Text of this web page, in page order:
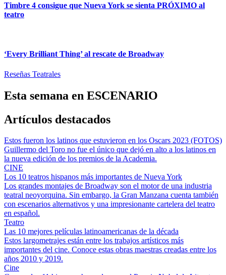
Timbre 4 consigue que Nueva York se sienta PRÓXIMO al
teatro
‘Every Brilliant Thing’ al rescate de Broadway
Reseñas Teatrales
Esta semana en ESCENARIO​
Artículos destacados
Estos fueron los latinos que estuvieron en los Oscars 2023 (FOTOS)
Guillermo del Toro no fue el único que dejó en alto a los latinos en
la nueva edición de los premios de la Academia.
CINE
Los 10 teatros hispanos más importantes de Nueva York
Los grandes montajes de Broadway son el motor de una industria
teatral neoyorquina. Sin embargo, la Gran Manzana cuenta también
con escenarios alternativos y una impresionante cartelera del teatro
en español.
Teatro
Las 10 mejores películas latinoamericanas de la década
Estos largometrajes están entre los trabajos artísticos más
importantes del cine. Conoce estas obras maestras creadas entre los
años 2010 y 2019.
Cine